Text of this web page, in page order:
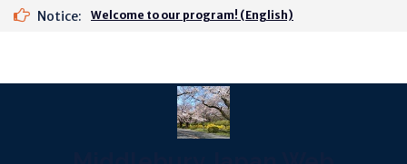
Skip
Notice: Welcome to our program! (English)